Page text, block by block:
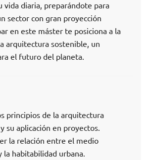
vida diaria, preparándote para
sector con gran proyección
en este máster te posiciona a la
arquitectura sostenible, un
el futuro del planeta.
principios de la arquitectura
su aplicación en proyectos.
la relación entre el medio
la habitabilidad urbana.